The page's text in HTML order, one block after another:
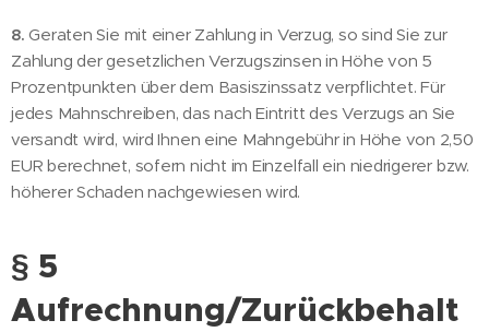
8. Geraten Sie mit einer Zahlung in Verzug, so sind Sie zur
Zahlung der gesetzlichen Verzugszinsen in Höhe von 5
Prozentpunkten über dem Basiszinssatz verpflichtet. Für
jedes Mahnschreiben, das nach Eintritt des Verzugs an Sie
versandt wird, wird Ihnen eine Mahngebühr in Höhe von 2,50
EUR berechnet, sofern nicht im Einzelfall ein niedrigerer bzw.
höherer Schaden nachgewiesen wird.
§ 5
Aufrechnung/Zurückbehalt